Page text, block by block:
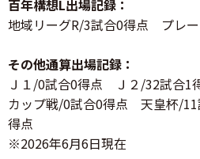
百年構想L出場記録：
地域リーグR/3試合0得点 プレ
その他通算出場記録：
Ｊ１/0試合0得点 Ｊ２/32試合
カップ戦/0試合0得点 天皇杯/
得点
※2026年6月6日現在